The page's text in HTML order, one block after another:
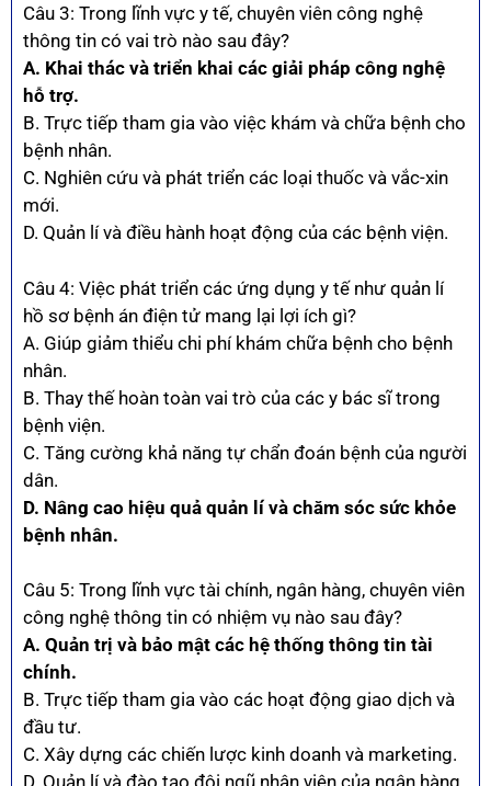
Câu 3: Trong lĩnh vực y tế, chuyên viên công nghệ
thông tin có vai trò nào sau đây?
A. Khai thác và triển khai các giải pháp công nghệ
hỗ trợ.
B. Trực tiếp tham gia vào việc khám và chữa bệnh cho
bệnh nhân.
C. Nghiên cứu và phát triển các loại thuốc và vắc-xin
mới.
D. Quản lí và điều hành hoạt động của các bệnh viện.
Câu 4: Việc phát triển các ứng dụng y tế như quản lí
hồ sơ bệnh án điện tử mang lại lợi ích gì?
A. Giúp giảm thiểu chi phí khám chữa bệnh cho bệnh
nhân.
B. Thay thế hoàn toàn vai trò của các y bác sĩ trong
bệnh viện.
C. Tăng cường khả năng tự chẩn đoán bệnh của người
dân.
D. Nâng cao hiệu quả quản lí và chăm sóc sức khỏe
bệnh nhân.
Câu 5: Trong lĩnh vực tài chính, ngân hàng, chuyên viên
công nghệ thông tin có nhiệm vụ nào sau đây?
A. Quản trị và bảo mật các hệ thống thông tin tài
chính.
B. Trực tiếp tham gia vào các hoạt động giao dịch và
đầu tư.
C. Xây dựng các chiến lược kinh doanh và marketing.